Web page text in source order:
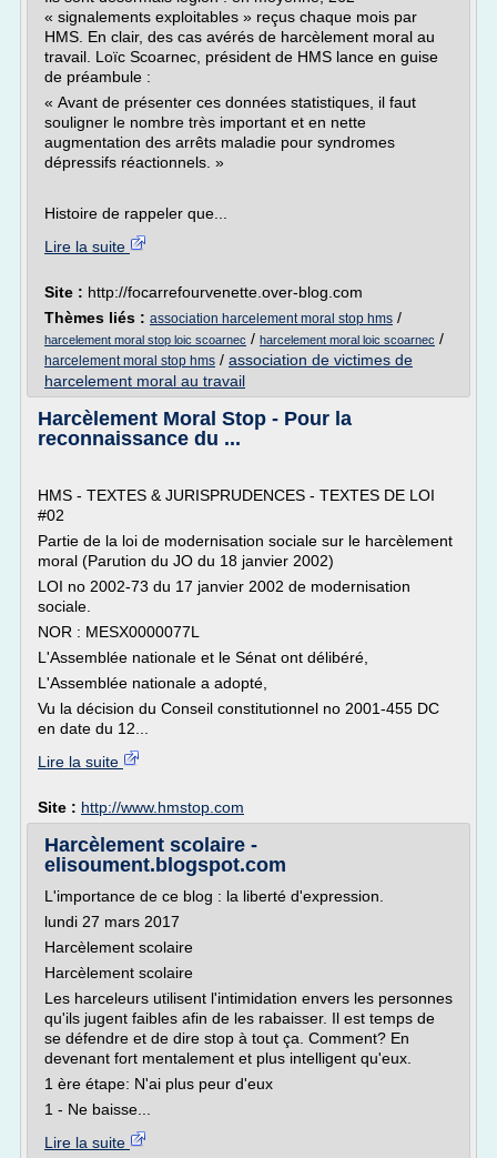
« signalements exploitables » reçus chaque mois par
HMS. En clair, des cas avérés de harcèlement moral au
travail. Loïc Scoarnec, président de HMS lance en guise
de préambule :
« Avant de présenter ces données statistiques, il faut
souligner le nombre très important et en nette
augmentation des arrêts maladie pour syndromes
dépressifs réactionnels. »
Histoire de rappeler que...
Lire la suite
Site : http://focarrefourvenette.over-blog.com
Thèmes liés : association harcelement moral stop hms /
harcelement moral stop loic scoarnec / harcelement moral loic scoarnec /
harcelement moral stop hms / association de victimes de
harcelement moral au travail
Harcèlement Moral Stop - Pour la
reconnaissance du ...
HMS - TEXTES & JURISPRUDENCES - TEXTES DE LOI
#02
Partie de la loi de modernisation sociale sur le harcèlement
moral (Parution du JO du 18 janvier 2002)
LOI no 2002-73 du 17 janvier 2002 de modernisation
sociale.
NOR : MESX0000077L
L'Assemblée nationale et le Sénat ont délibéré,
L'Assemblée nationale a adopté,
Vu la décision du Conseil constitutionnel no 2001-455 DC
en date du 12...
Lire la suite
Site : http://www.hmstop.com
Harcèlement scolaire -
elisoument.blogspot.com
L'importance de ce blog : la liberté d'expression.
lundi 27 mars 2017
Harcèlement scolaire
Harcèlement scolaire
Les harceleurs utilisent l'intimidation envers les personnes
qu'ils jugent faibles afin de les rabaisser. Il est temps de
se défendre et de dire stop à tout ça. Comment? En
devenant fort mentalement et plus intelligent qu'eux.
1 ère étape: N'ai plus peur d'eux
1 - Ne baisse...
Lire la suite